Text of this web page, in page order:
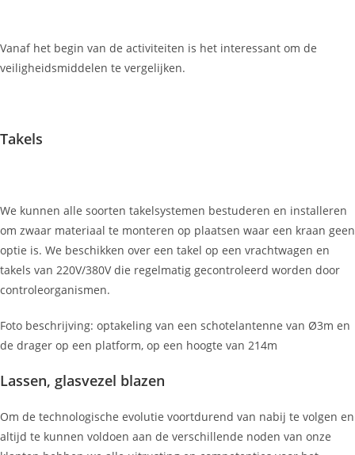
Vanaf het begin van de activiteiten is het interessant om de
veiligheidsmiddelen te vergelijken.
Takels
We kunnen alle soorten takelsystemen bestuderen en installeren
om zwaar materiaal te monteren op plaatsen waar een kraan geen
optie is. We beschikken over een takel op een vrachtwagen en
takels van 220V/380V die regelmatig gecontroleerd worden door
controleorganismen.
Foto beschrijving: optakeling van een schotelantenne van Ø3m en
de drager op een platform, op een hoogte van 214m
Lassen, glasvezel blazen
Om de technologische evolutie voortdurend van nabij te volgen en
altijd te kunnen voldoen aan de verschillende noden van onze